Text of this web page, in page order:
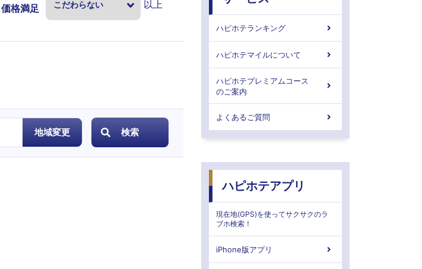
価格満足
度
以上
地域変更 検索
ハピホテランキング
ハピホテマイルについて
ハピホテプレミアムコース
のご案内
よくあるご質問
ハピホテアプリ
現在地(GPS)を使ってサクサクのラ
ブホ検索！
iPhone版アプリ